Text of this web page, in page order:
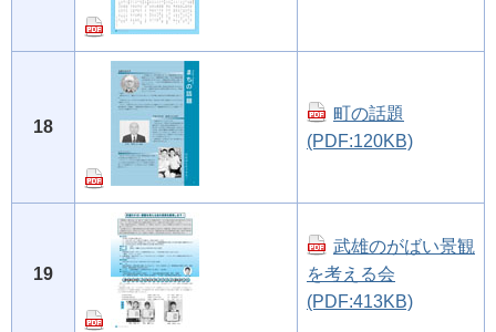
18
町の話題
(PDF:120KB)
19
武雄のがばい景観
を考える会
(PDF:413KB)